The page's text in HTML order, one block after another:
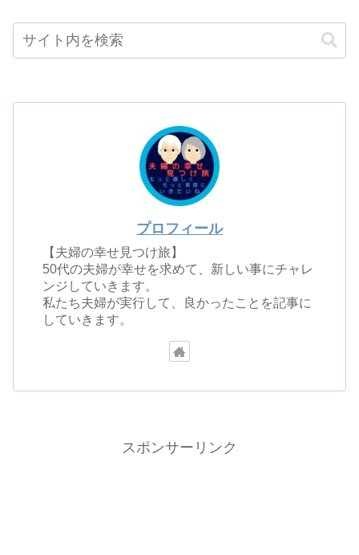
プロフィール
【夫婦の幸せ見つけ旅】
50代の夫婦が幸せを求めて、新しい事にチャレ
ンジしていきます。
私たち夫婦が実行して、良かったことを記事に
していきます。
スポンサーリンク